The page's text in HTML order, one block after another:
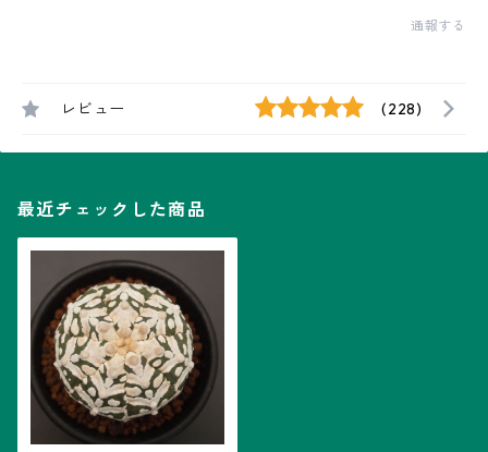
通報する
レビュー (228)
最近チェックした商品